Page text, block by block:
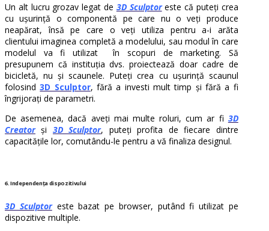
Un alt lucru grozav legat de 3D Sculptoreste că puteți crea
cu ușurință o componentă pe care nu o veți produce
neapărat, însă pe care o veți utiliza pentru a-i arăta
clientului imaginea completă a modelului, sau modul în care
modelul va fi utilizat în scopuri de marketing. Să
presupunem că instituția dvs. proiectează doar cadre de
bicicletă, nu și scaunele. Puteți crea cu ușurință scaunul
folosind3D Sculptor, fără a investi mult timp și fără a fi
îngrijorați de parametri.
De asemenea, dacă aveți mai multe roluri, cum ar fi 3D
Creatorși 3D Sculptor, puteți profita de fiecare dintre
capacitățile lor, comutându-le pentru a vă finaliza designul.
6. Independența dispozitivului
3D Sculptoreste bazat pe browser, putând fi utilizat pe
dispozitive multiple.